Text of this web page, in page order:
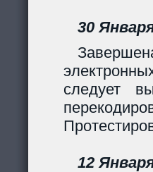
30
следует
12